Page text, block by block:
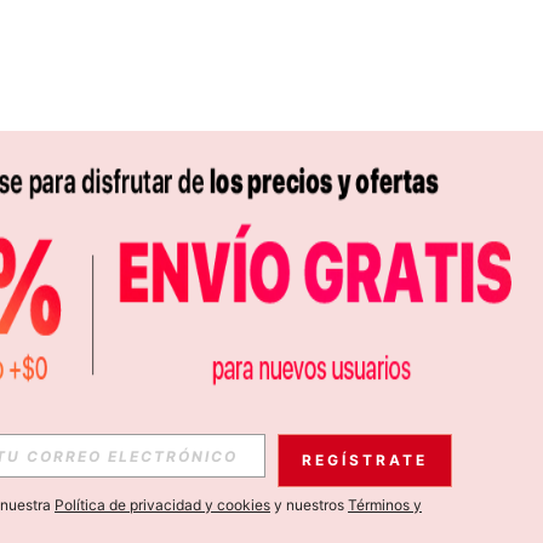
APP
EXCLUSIVAS, PROMOCIONES Y NOTICIAS DE SHEIN
Suscribir
REGÍSTRATE
Política de privacidad y cookies y nuestros Términos y